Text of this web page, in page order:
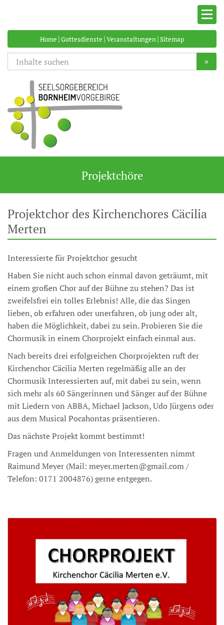
Home |Gottesdienste |Veranstaltungen|Sitemap
»
Projektchöre
Projektchor des Kirchenchores Cäcilia
Merten
Interessierte für Projektchor gesucht
Haben Sie nicht auch schon einmal davon geträumt, mit
einem großen Chor auf der Bühne zu stehen? Das ist
zweifelsfrei ein tolles Erlebnis! Alle, die das Singen
lieben, ob erfahren oder unerfahren, ob jung oder alt,
haben die Möglichkeit, dabei zu sein. Probieren Sie die
Chormusik in einem Chorprojekt einfach einmal aus.
Nach bereits drei erfolgreichen Chorprojekten ruft der
Kirchenchor Cäcilia Merten regelmäßig alle an der
Chormusik Interessierten auf, mit dabei zu sein, wenn
sich mehr als 60 Sängerinnen und Sänger auf der Bühne
mit Liedern von ABBA, Michael Jackson, Udo Jürgens oder
aus dem Musical Pocahontas präsentieren.
Das nächste Projekt kommt bestimmt!
Fragen und Anmeldungen von Interessenten nimmt
Raimund Meyer (Mail: meyer.merten@gmail.com /
Telefon: 0171 2004876) gerne entgegen.